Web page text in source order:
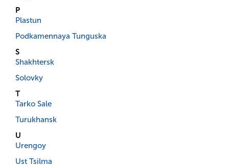
P
Plastun
Podkamennaya Tunguska
S
Shakhtersk
Solovky
T
Tarko Sale
Turukhansk
U
Urengoy
Ust Tsilma